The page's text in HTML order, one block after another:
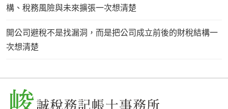
構、稅務風險與未來擴張一次想清楚
開公司避稅不是找漏洞，而是把公司成立前後的財稅結構一
次想清楚